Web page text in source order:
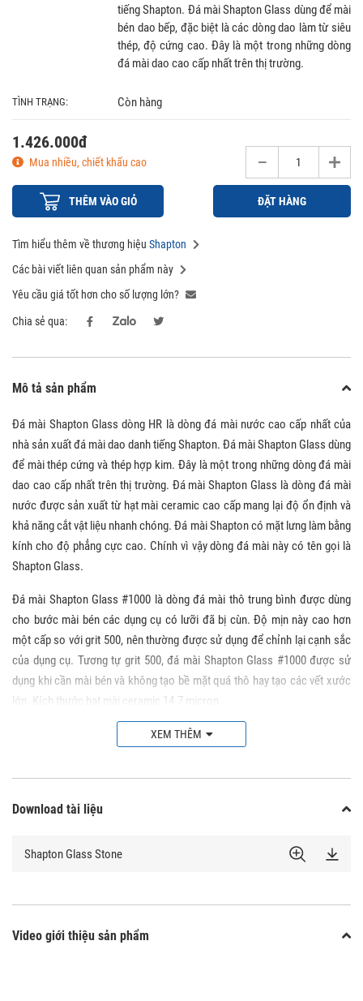
tiếng Shapton. Đá mài Shapton Glass dùng để mài
bén dao bếp, đặc biệt là các dòng dao làm từ siêu
thép, độ cứng cao. Đây là một trong những dòng
đá mài dao cao cấp nhất trên thị trường.
TÌNH TRẠNG: Còn hàng
1.426.000đ
Mua nhiều, chiết khấu cao
THÊM VÀO GIỎ ĐẶT HÀNG
Tìm hiểu thêm về thương hiệu Shapton
Các bài viết liên quan sản phẩm này
Yêu cầu giá tốt hơn cho số lượng lớn?
Chia sẻ qua:
Mô tả sản phẩm
Đá mài Shapton Glass dòng HR là dòng đá mài nước cao cấp nhất của
nhà sản xuất đá mài dao danh tiếng Shapton. Đá mài Shapton Glass dùng
để mài thép cứng và thép hợp kim. Đây là một trong những dòng đá mài
dao cao cấp nhất trên thị trường. Đá mài Shapton Glass là dòng đá mài
nước được sản xuất từ hạt mài ceramic cao cấp mang lại độ ổn định và
khả năng cắt vật liệu nhanh chóng. Đá mài Shapton có mặt lưng làm bằng
kính cho độ phẳng cực cao. Chính vì vậy dòng đá mài này có tên gọi là
Shapton Glass.
Đá mài Shapton Glass #1000 là dòng đá mài thô trung bình được dùng
cho bước mài bén các dụng cụ có lưỡi đã bị cùn. Độ mịn này cao hơn
một cấp so với grit 500, nên thường được sử dụng để chỉnh lại cạnh sắc
của dụng cụ. Tương tự grit 500, đá mài Shapton Glass #1000 được sử
dụng khi cần mài bén và không tạo bề mặt quá thô hay tạo các vết xước
lớn. Kích thước hạt mài ceramic 14.7 micron.
Đá mài Shapton Glass #1000 cuốn hút ngay từ vẻ bề ngoài
XEM THÊM
Download tài liệu
Shapton Glass Stone
Video giới thiệu sản phẩm